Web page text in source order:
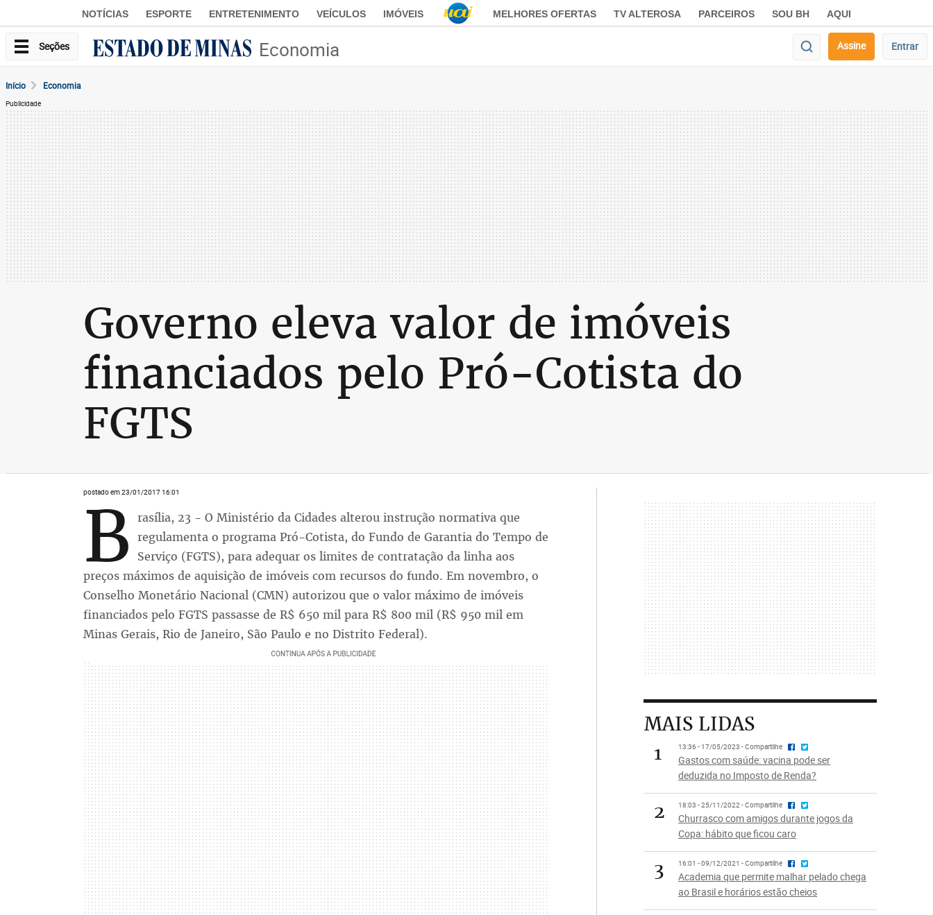
NOTÍCIAS ESPORTE ENTRETENIMENTO VEÍCULOS IMÓVEIS MELHORES OFERTAS TV ALTEROSA PARCEIROS SOU BH AQUI
Seções Economia Assine Entrar
Início Economia
Publicidade
Governo eleva valor de imóveis
financiados pelo Pró-Cotista do
FGTS
postado em 23/01/2017 16:01
B rasília, 23 - O Ministério da Cidades alterou instrução normativa que
regulamenta o programa Pró-Cotista, do Fundo de Garantia do Tempo de
Serviço (FGTS), para adequar os limites de contratação da linha aos
preços máximos de aquisição de imóveis com recursos do fundo. Em novembro, o
Conselho Monetário Nacional (CMN) autorizou que o valor máximo de imóveis
financiados pelo FGTS passasse de R$ 650 mil para R$ 800 mil (R$ 950 mil em
Minas Gerais, Rio de Janeiro, São Paulo e no Distrito Federal).
MAIS LIDAS
1
13:36 - 17/05/2023 - Compartilhe
Gastos com saúde: vacina pode ser
deduzida no Imposto de Renda?
2 18:03 - 25/11/2022 - Compartilhe
Churrasco com amigos durante jogos da
Copa: hábito que ficou caro
3 16:01 - 09/12/2021 - Compartilhe
Academia que permite malhar pelado chega
ao Brasil e horários estão cheios